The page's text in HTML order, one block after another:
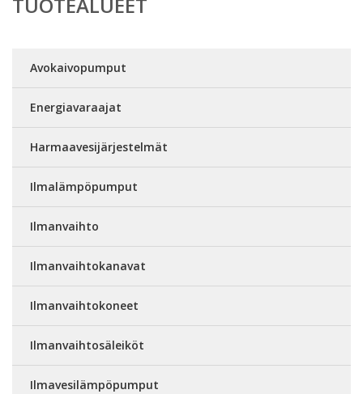
Avokaivopumput
Energiavaraajat
Harmaavesijärjestelmät
Ilmalämpöpumput
Ilmanvaihto
Ilmanvaihtokanavat
Ilmanvaihtokoneet
Ilmanvaihtosäleiköt
Ilmavesilämpöpumput